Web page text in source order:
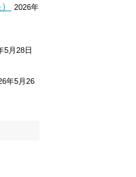
2026年
5月28日
年5月26